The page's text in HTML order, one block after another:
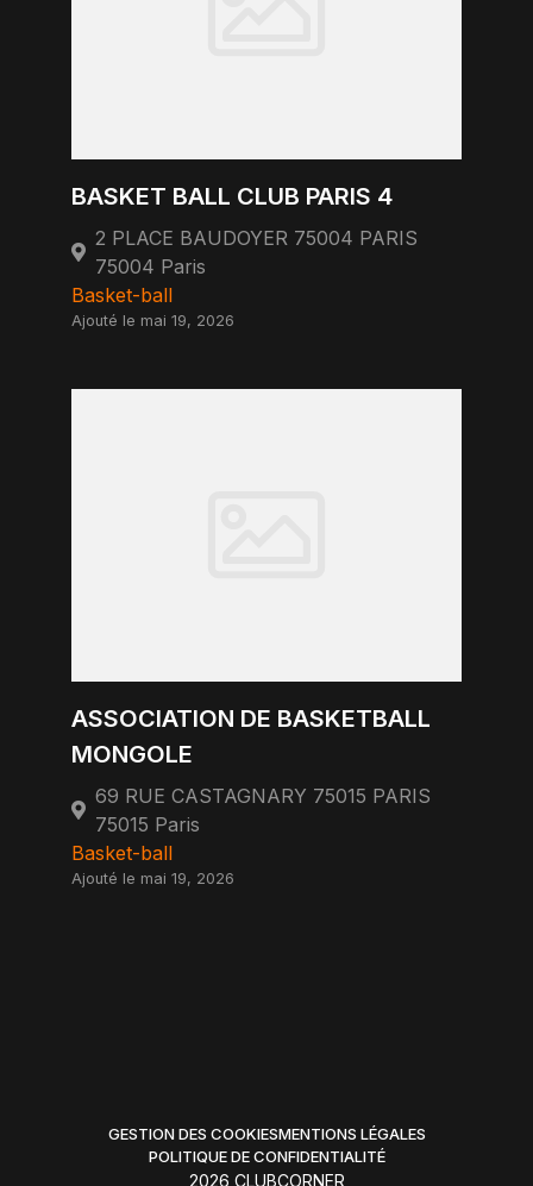
BASKET BALL CLUB PARIS 4
2 PLACE BAUDOYER 75004 PARIS
75004 Paris
Basket-ball
Ajouté le mai 19, 2026
ASSOCIATION DE BASKETBALL
MONGOLE
69 RUE CASTAGNARY 75015 PARIS
75015 Paris
Basket-ball
Ajouté le mai 19, 2026
GESTION DES COOKIESMENTIONS LÉGALES
POLITIQUE DE CONFIDENTIALITÉ
2026 CLUBCORNER